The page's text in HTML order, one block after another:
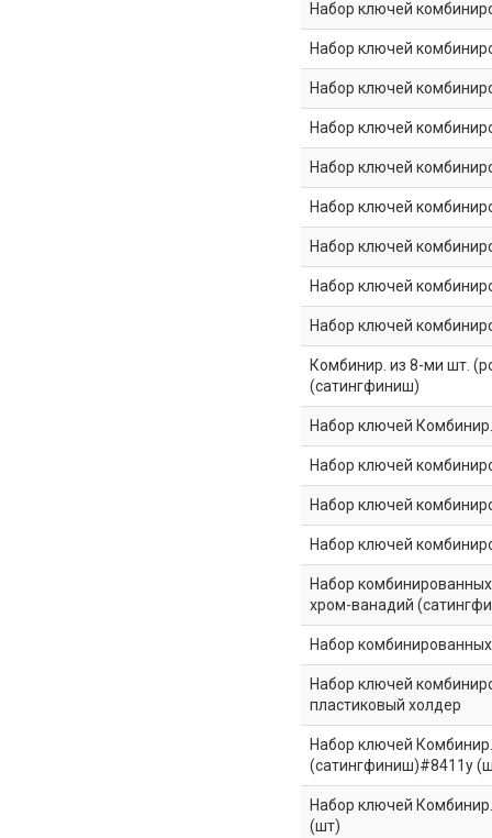
Набор ключей
Набор ключей
Набор ключей
Набор ключей
Набор ключей
Набор ключей
Набор ключей
Набор ключей
Набор ключей
Комбинир. из 8-ми шт.
(сатингфиниш)
Набор ключей
Набор ключей
Набор ключей
Набор ключей
Набор
хром-ванадий
Набор
Набор ключей
пластиковый холдер
Набор ключей
(сатингфиниш)#8411у
Набор ключей
(шт)